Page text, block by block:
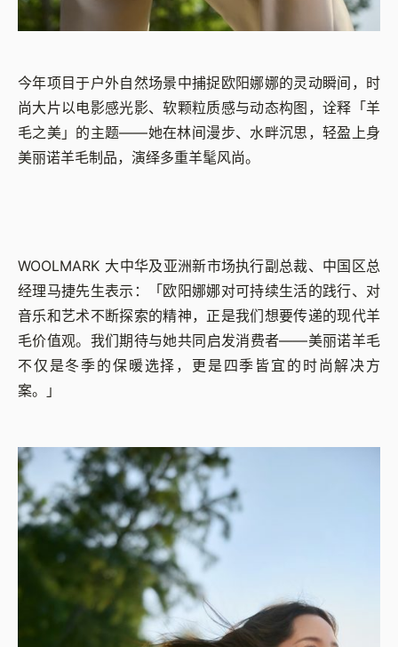
今年项目于户外自然场景中捕捉欧阳娜娜的灵动瞬间，时
尚大片以电影感光影、软颗粒质感与动态构图，诠释「羊
毛之美」的主题——她在林间漫步、水畔沉思，轻盈上身
美丽诺羊毛制品，演绎多重羊髦风尚。
WOOLMARK 大中华及亚洲新市场执行副总裁、中国区总
经理马捷先生表示：「欧阳娜娜对可持续生活的践行、对
音乐和艺术不断探索的精神，正是我们想要传递的现代羊
毛价值观。我们期待与她共同启发消费者——美丽诺羊毛
不仅是冬季的保暖选择，更是四季皆宜的时尚解决方
案。」